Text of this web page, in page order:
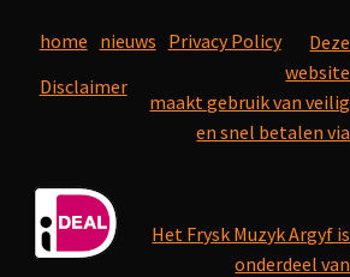
home nieuws Privacy Policy
Disclaimer
Deze
website
maakt gebruik van veilig
en snel betalen via
Het Frysk Muzyk Argyf is
onderdeel van